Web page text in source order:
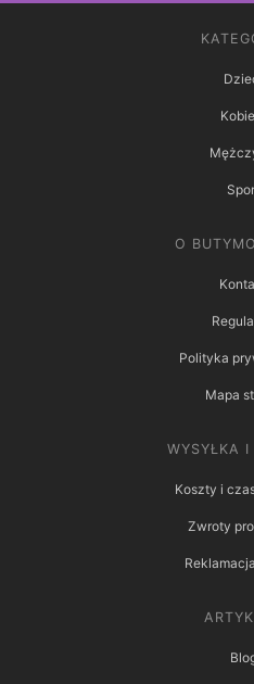
O
Polityka
Mapa
WYSYŁKA I
Koszty i
Zwroty